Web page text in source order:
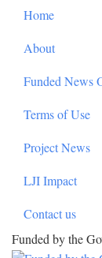
Home
About
Funded News
Terms of Use
Project News
LJI Impact
Contact us
Funded by the